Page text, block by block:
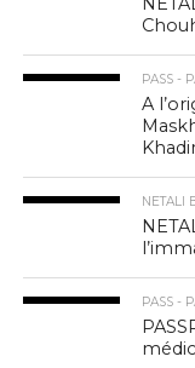
PASS -
A
NETALI
PASS -